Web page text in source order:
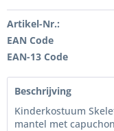
Artikel-Nr.:
EAN Code
EAN-13 Code
Beschrijving
Kinderkostuum
mantel met